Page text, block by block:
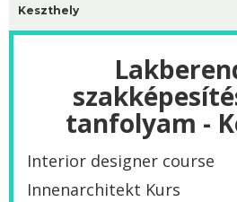
Keszthely
tanfolyam -
Interior designer course
Innenarchitekt Kurs